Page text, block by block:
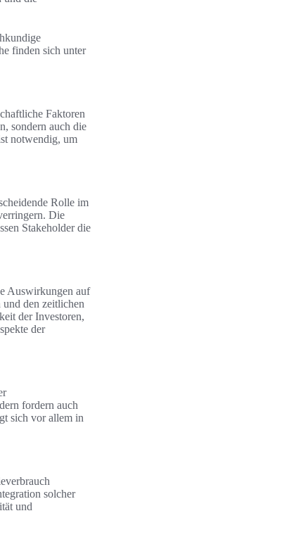
finden sich unter
Faktoren
sondern auch die
notwendig, um
Rolle im
Die
Stakeholder die
Auswirkungen auf
den zeitlichen
der Investoren,
der
fordern auch
sich vor allem in
solcher
und